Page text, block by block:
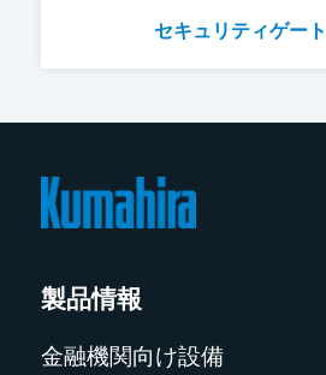
セキュリティゲー
製品情報
金融機関向け設備